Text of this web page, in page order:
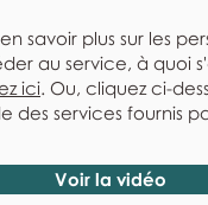
savoir plus sur les
au service, à quoi
ici. Ou, cliquez ci-
des services fournis
Voir la vidéo